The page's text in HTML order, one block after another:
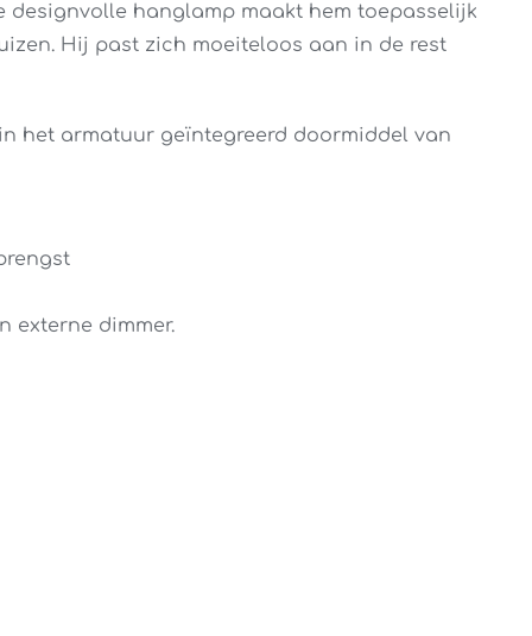
designvolle hanglamp maakt hem toepasselijk
Hij past zich moeiteloos aan in de rest
het armatuur geïntegreerd doormiddel van
externe dimmer.